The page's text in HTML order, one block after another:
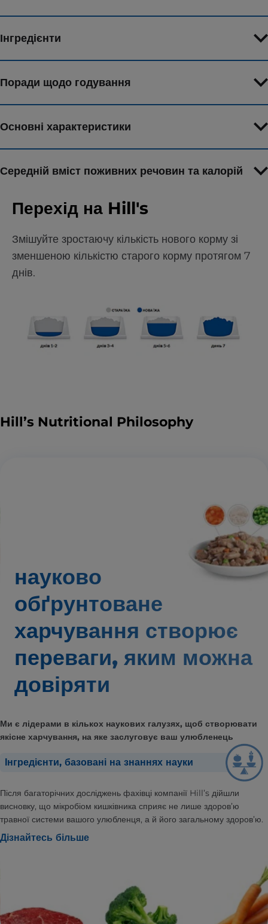
Інгредієнти
Поради щодо годування
Основні характеристики
Середній вміст поживних речовин та калорій
Перехід на Hill's
Змішуйте зростаючу кількість нового корму зі
зменшеною кількістю старого корму протягом 7
днів.
Hill’s Nutritional Philosophy
науково
обґрунтоване
харчування створює
переваги, яким можна
довіряти
Ми є лідерами в кількох наукових галузях, щоб створювати
якісне харчування, на яке заслуговує ваш улюбленець
Інгредієнти, базовані на знаннях науки
Після багаторічних досліджень фахівці компанії Hill’s дійшли
висновку, що мікробіом кишківника сприяє не лише здоров’ю
травної системи вашого улюбленця, а й його загальному здоров’ю.
Дізнайтесь більше